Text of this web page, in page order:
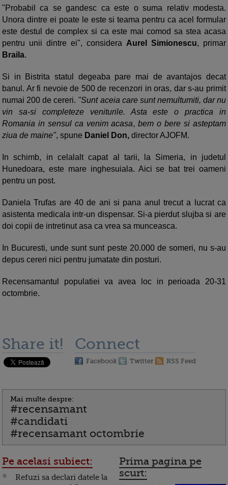
"Probabil ca se gandesc ca este o suma relativ modesta.
Unora dintre ei poate le este si teama pentru ca acel formular
este destul de complex si ca este mai comod sa stea acasa
pentru unii dintre ei", considera Aurel Simionescu, primar
Braila.
Si in Bistrita statul degeaba pare mai de avantajos decat
banul. Ar fi nevoie de 500 de recenzori in oras, dar s-au primit
numai 200 de cereri. "Sunt aceia care sunt nemultumiti, dar nu
vin sa-si completeze veniturile. Asta este o practica in
Romania in sensul ca venim acasa, bem o bere si asteptam
ziua de maine", spune Daniel Don, director AJOFM.
In schimb, in celalalt capat al tarii, la Simeria, in judetul
Hunedoara, este mare inghesuiala. Aici se bat trei oameni
pentru un post.
Daniela Trufas are 40 de ani si pana anul trecut a lucrat ca
asistenta medicala intr-un dispensar. Si-a pierdut slujba si are
doi copii de intretinut asa ca vrea sa munceasca.
In Bucuresti, unde sunt sunt peste 20.000 de someri, nu s-au
depus cereri nici pentru jumatate din posturi.
Recensamantul populatiei va avea loc in perioada 20-31
octombrie.
Share it! Connect
Facebook Twitter RSS Feed
Mai multe despre:
#recensamant
#candidati
#recensamant octombrie
Pe acelasi subiect:
Refuzi sa declari datele la
Prima pagina pe
scurt: